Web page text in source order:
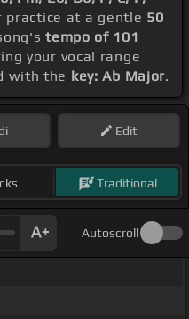
practice at a gentle 50
tempo of 101
your vocal range
with the key: Ab Major.
Edit
Traditional
Autoscroll